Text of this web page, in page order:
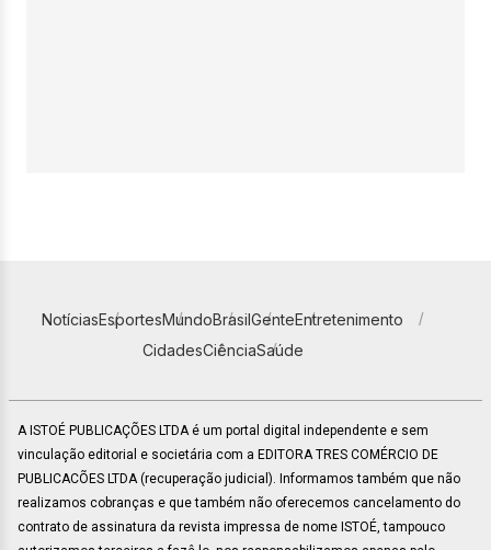
NotíciasEsportesMundoBrasilGenteEntretenimento
CidadesCiênciaSaúde
A ISTOÉ PUBLICAÇÕES LTDA é um portal digital independente e sem
vinculação editorial e societária com a EDITORA TRES COMÉRCIO DE
PUBLICACÕES LTDA (recuperação judicial). Informamos também que não
realizamos cobranças e que também não oferecemos cancelamento do
contrato de assinatura da revista impressa de nome ISTOÉ, tampouco